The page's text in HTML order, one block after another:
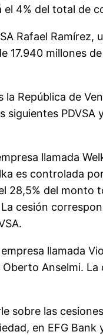
4% del total de
Rafael
17.940 millones
República de
llamada
es controlada
28,5% del monto
cesión
llamada
Anselmi.
sobre las
en EFG